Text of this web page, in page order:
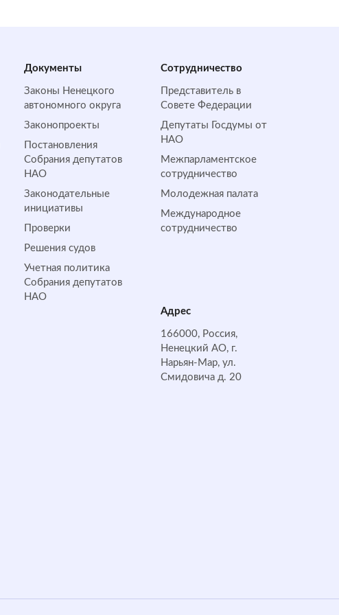
Документы
Законы Ненецкого
автономного округа
Законопроекты
Постановления
Собрания депутатов
НАО
Законодательные
инициативы
Проверки
Решения судов
Учетная политика
Собрания депутатов
НАО
Сотрудничество
Представитель в
Совете Федерации
Депутаты Госдумы от
НАО
Межпарламентское
сотрудничество
Молодежная палата
Международное
сотрудничество
Адрес
166000, Россия,
Ненецкий АО, г.
Нарьян-Мар, ул.
Смидовича д. 20